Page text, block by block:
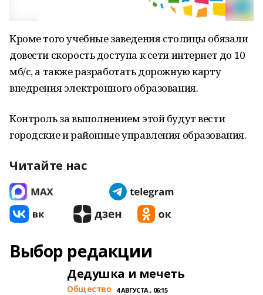
Кроме того учебные заведения столицы обязали
довести скорость доступа к сети интернет до 10
мб/с, а также разработать дорожную карту
внедрения электронного образования.
Контроль за выполнением этой будут вести
городские и районные управления образования.
Читайте нас
Выбор редакции
Дедушка и мечеть
Общество 4 АВГУСТА , 06:15